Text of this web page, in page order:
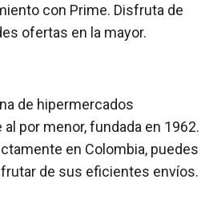
con Prime. Disfruta de
ofertas en la mayor.
de hipermercados
por menor, fundada en 1962.
en Colombia, puedes
de sus eficientes envíos.